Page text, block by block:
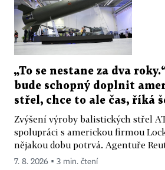
„To se nestane za dva
bude schopný doplnit
střel, chce to ale čas, říká
Zvýšení výroby balistických střel
spolupráci s americkou firmou
nějakou dobu potrvá. Agentuře
7. 8. 2026 ▪ 3 min. čtení